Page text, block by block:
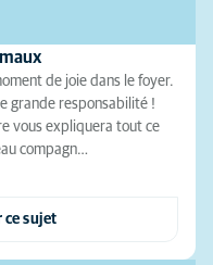
de joie dans le foyer.
grande responsabilité !
vous expliquera tout ce
compagn…
ce sujet